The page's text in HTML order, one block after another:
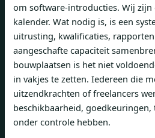
om software-introducties. Wij
kalender. Wat nodig is, is een
uitrusting, kwalificaties,
aangeschafte capaciteit
bouwplaatsen is het niet
in vakjes te zetten. Iedereen die
uitzendkrachten of freelancers
beschikbaarheid,
onder controle hebben.